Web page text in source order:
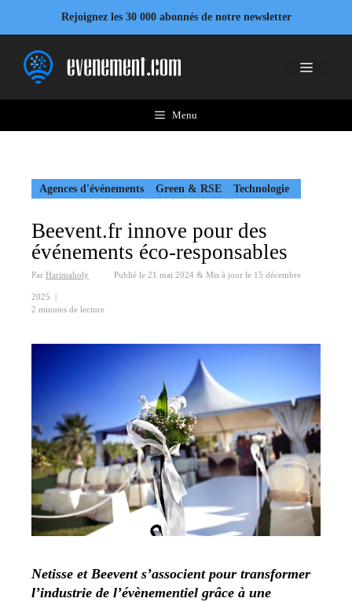
contenu
Rejoignez les 30 000 abonnés de notre newsletter
Menu
Menu
Agences d'événements Green & RSE Technologie
Beevent.fr innove pour des
événements éco-responsables
Par Harimaholy Publié le 21 mai 2024 & Mis à jour le 15 décembre
2025 |
2 minutes de lecture
Netisse et Beevent s’associent pour transformer
l’industrie de l’évènementiel grâce à une